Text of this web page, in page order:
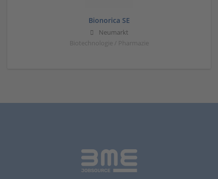
Bionorica SE
Neumarkt
Biotechnologie / Pharmazie